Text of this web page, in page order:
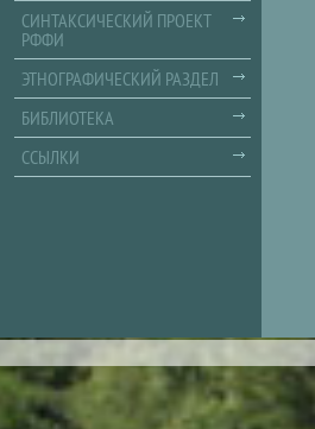
СИНТАКСИЧЕСКИЙ ПРОЕКТ
РФФИ
ЭТНОГРАФИЧЕСКИЙ РАЗДЕЛ
БИБЛИОТЕКА
ССЫЛКИ